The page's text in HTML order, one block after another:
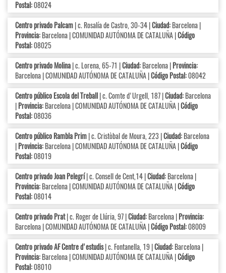
Postal:08024
Centro privado Palcam| c. Rosalía de Castro, 30-34 |Ciudad:Barcelona |
Provincia:Barcelona | COMUNIDAD AUTÓNOMA DE CATALUÑA |Código
Postal:08025
Centro privado Molina| c. Lorena, 65-71 |Ciudad:Barcelona |Provincia:
Barcelona | COMUNIDAD AUTÓNOMA DE CATALUÑA |Código Postal:08042
Centro público Escola del Treball| c. Comte d'Urgell, 187 |Ciudad:Barcelona
|Provincia:Barcelona | COMUNIDAD AUTÓNOMA DE CATALUÑA |Código
Postal:08036
Centro público Rambla Prim| c. Cristòbal de Moura, 223 |Ciudad:Barcelona
|Provincia:Barcelona | COMUNIDAD AUTÓNOMA DE CATALUÑA |Código
Postal:08019
Centro privado Joan Pelegrí| c. Consell de Cent,14 |Ciudad:Barcelona |
Provincia:Barcelona | COMUNIDAD AUTÓNOMA DE CATALUÑA |Código
Postal:08014
Centro privado Prat| c. Roger de Llúria, 97 |Ciudad:Barcelona |Provincia:
Barcelona | COMUNIDAD AUTÓNOMA DE CATALUÑA |Código Postal:08009
Centro privado AF Centre d'estudis| c. Fontanella, 19 |Ciudad:Barcelona |
Provincia:Barcelona | COMUNIDAD AUTÓNOMA DE CATALUÑA |Código
Postal:08010